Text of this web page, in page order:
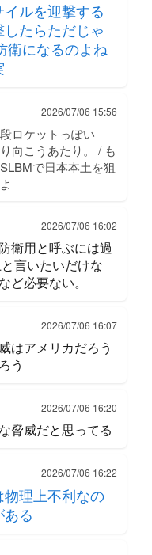
ルを迎撃する
たらただじゃ
衛になるのよね
2026/07/06 15:56
ロケットっぽい
向こうあたり。 / も
で日本本土を狙
2026/07/06 16:02
衛用と呼ぶには過
言いたいだけな
ど必要ない。
2026/07/06 16:07
はアメリカだろう
う
2026/07/06 16:20
脅威だと思ってる
2026/07/06 16:22
理上不利なの
る